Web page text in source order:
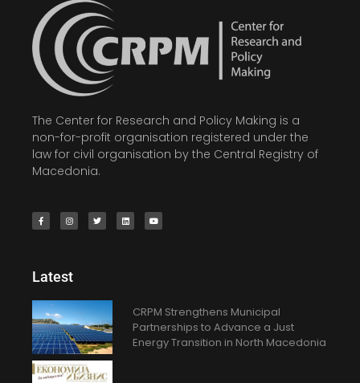
The Center for Research and Policy Making is a
non-for-profit organisation registered under the
law for civil organisation by the Central Registry of
Macedonia.
Latest
CRPM Strengthens Municipal
Partnerships to Advance a Just
Energy Transition in North Macedonia